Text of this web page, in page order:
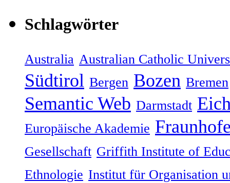
Schlagwörter
Australia Australian Catholic
Südtirol Bergen Bozen Bremen
Semantic Web Darmstadt
Europäische Akademie
Gesellschaft Griffith Institute of
Ethnologie Institut für Organisation